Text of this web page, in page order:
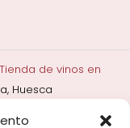
Tienda de vinos en
Huesca